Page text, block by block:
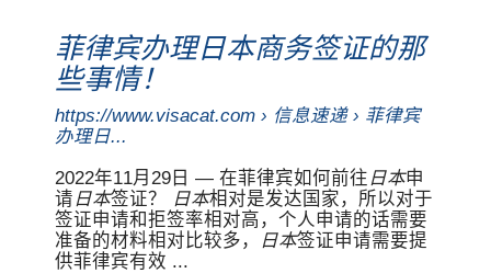
菲律宾办理日本商务签证的那
些事情！
https://www.visacat.com › 信息速递 › 菲律宾
办理日...
2022年11月29日 — 在菲律宾如何前往 日本申
请 日本签证？ 日本相对是发达国家，所以对于
签证申请和拒签率相对高，个人申请的话需要
准备的材料相对比较多，
日本签证申请需要提
供菲律宾有效 ...